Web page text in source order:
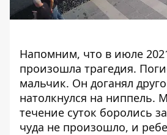
Напомним, что в июле
произошла трагедия.
мальчик. Он доганял
натолкнулся на ниппель.
течение суток боролись
чуда не произошло, и